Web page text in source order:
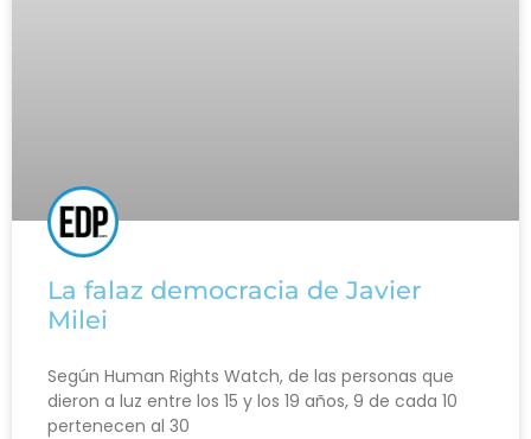
La falaz democracia de Javier
Milei
Según Human Rights Watch, de las personas que
dieron a luz entre los 15 y los 19 años, 9 de cada 10
pertenecen al 30